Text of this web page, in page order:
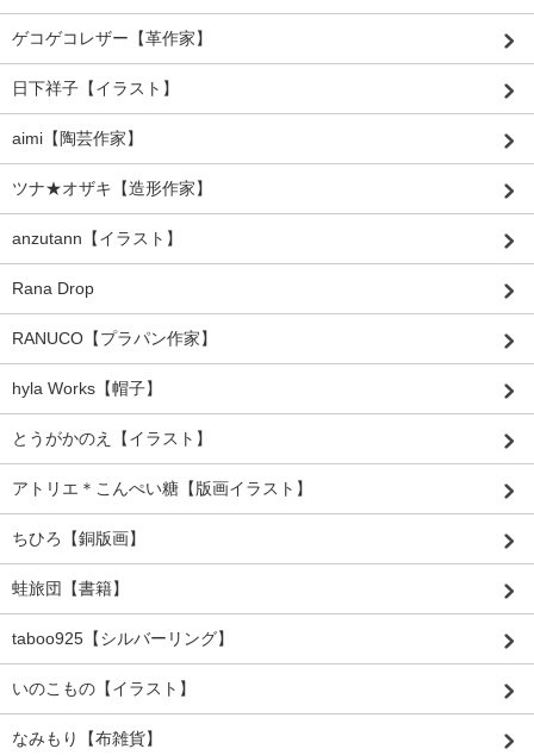
ゲコゲコレザー【革作家】
日下祥子【イラスト】
aimi【陶芸作家】
ツナ★オザキ【造形作家】
anzutann【イラスト】
Rana Drop
RANUCO【プラパン作家】
hyla Works【帽子】
とうがかのえ【イラスト】
アトリエ＊こんぺい糖【版画イラスト】
ちひろ【銅版画】
蛙旅団【書籍】
taboo925【シルバーリング】
いのこもの【イラスト】
なみもり【布雑貨】